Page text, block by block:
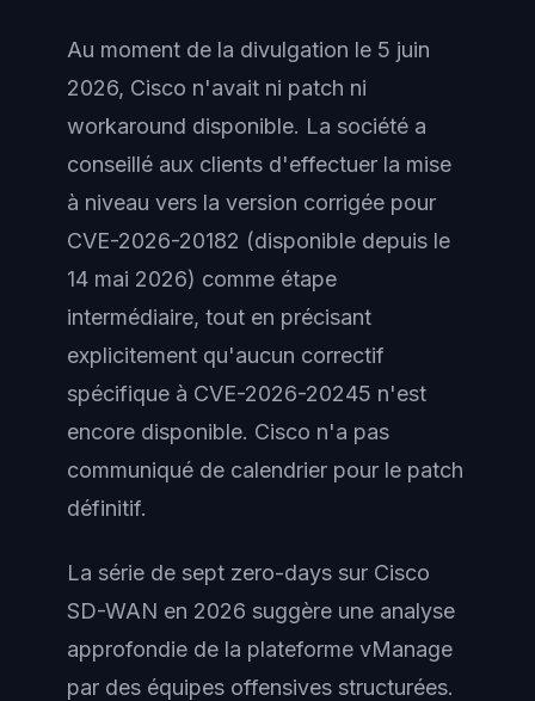
Au moment de la divulgation le 5 juin
2026, Cisco n'avait ni patch ni
workaround disponible. La société a
conseillé aux clients d'effectuer la mise
à niveau vers la version corrigée pour
CVE-2026-20182 (disponible depuis le
14 mai 2026) comme étape
intermédiaire, tout en précisant
explicitement qu'aucun correctif
spécifique à CVE-2026-20245 n'est
encore disponible. Cisco n'a pas
communiqué de calendrier pour le patch
définitif.
La série de sept zero-days sur Cisco
SD-WAN en 2026 suggère une analyse
approfondie de la plateforme vManage
par des équipes offensives structurées.